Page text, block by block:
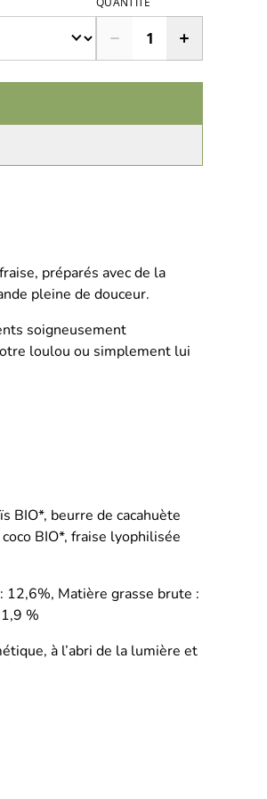
préparés avec de la
pleine de douceur.
soigneusement
loulou ou simplement lui
BIO*, beurre de cacahuète
BIO*, fraise lyophilisée
12,6%, Matière grasse brute :
%
à l’abri de la lumière et